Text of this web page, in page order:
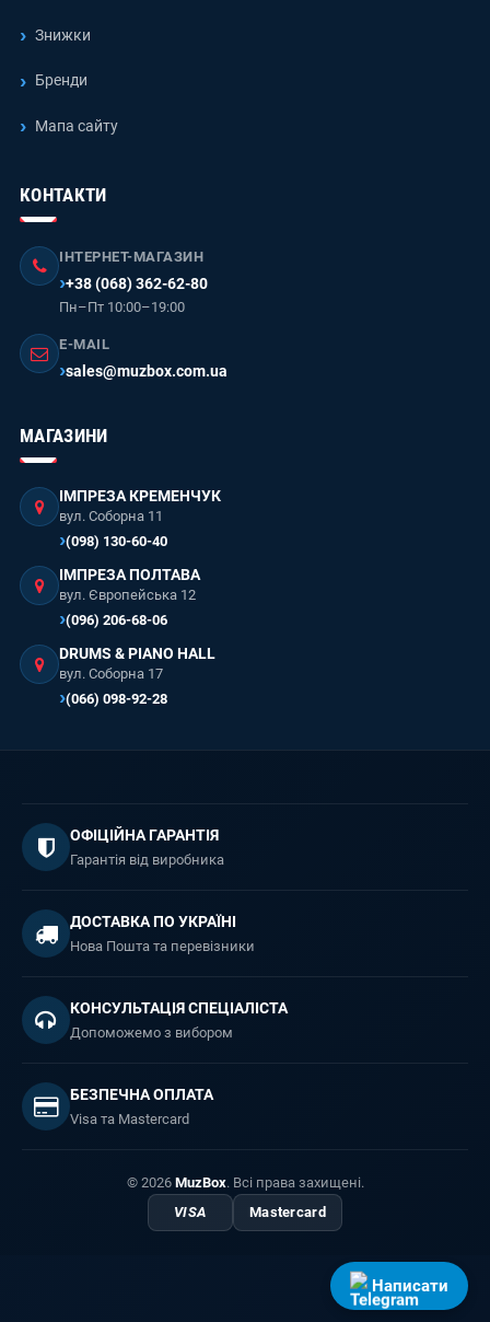
Знижки
Бренди
Мапа сайту
КОНТАКТИ
ІНТЕРНЕТ-МАГАЗИН
+38 (068) 362-62-80
Пн–Пт 10:00–19:00
E-MAIL
sales@muzbox.com.ua
МАГАЗИНИ
ІМПРЕЗА КРЕМЕНЧУК
вул. Соборна 11
(098) 130-60-40
ІМПРЕЗА ПОЛТАВА
вул. Європейська 12
(096) 206-68-06
DRUMS & PIANO HALL
вул. Соборна 17
(066) 098-92-28
ОФІЦІЙНА ГАРАНТІЯ
Гарантія від виробника
ДОСТАВКА ПО УКРАЇНІ
Нова Пошта та перевізники
КОНСУЛЬТАЦІЯ СПЕЦІАЛІСТА
Допоможемо з вибором
БЕЗПЕЧНА ОПЛАТА
Visa та Mastercard
© 2026 MuzBox. Всі права захищені.
VISA
Mastercard
Написати